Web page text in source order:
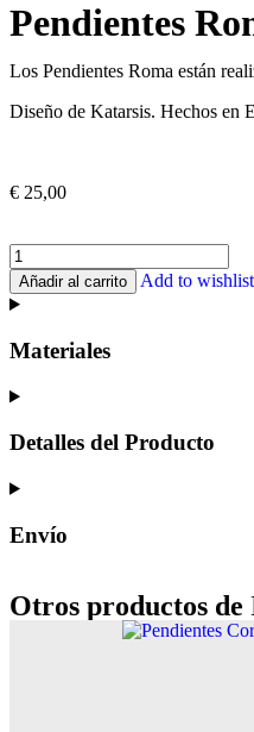
Pendientes
Los Pendientes Roma están
Diseño de Katarsis. Hechos en
€ 25,00
Añadir al carrito Add to wishlist
Materiales
Detalles del Producto
Envío
Otros productos de